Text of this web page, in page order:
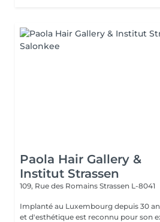
Paola Hair Gallery &
Institut Strassen
109, Rue des Romains Strassen L-8041
Implanté au Luxembourg depuis 30
et d'esthétique est reconnu pour son